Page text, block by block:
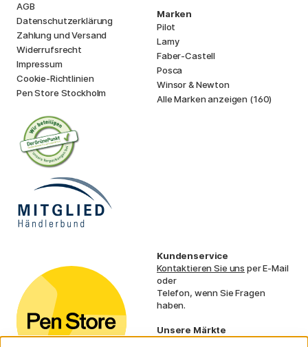
AGB
Datenschutzerklärung
Zahlung und Versand
Widerrufsrecht
Impressum
Cookie-Richtlinien
Pen Store Stockholm
Marken
Pilot
Lamy
Faber-Castell
Posca
Winsor & Newton
Alle Marken anzeigen (160)
Kundenservice
Kontaktieren Sie uns per E-Mail
oder
Telefon, wenn Sie Fragen
haben.
Unsere Märkte